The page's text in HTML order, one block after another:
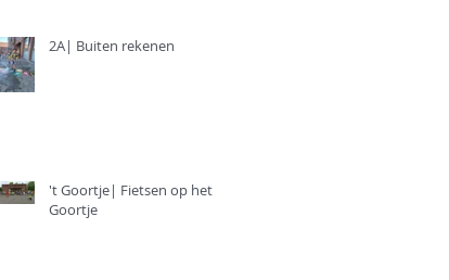
2A| Buiten rekenen
't Goortje| Fietsen op het
Goortje